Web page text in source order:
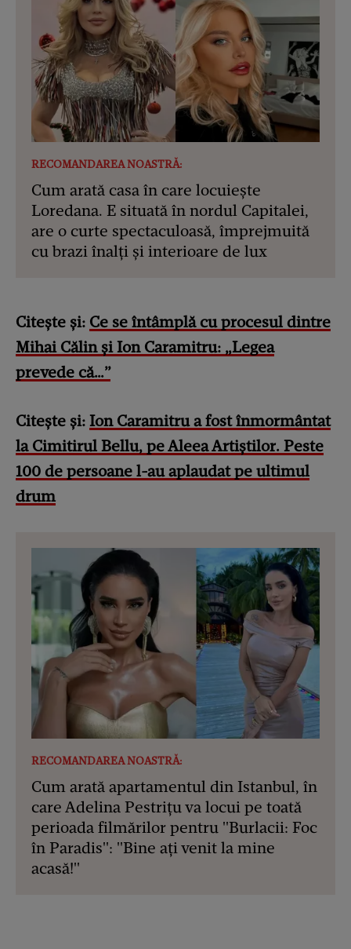
RECOMANDAREA NOASTRĂ:
Cum arată casa în care locuiește
Loredana. E situată în nordul Capitalei,
are o curte spectaculoasă, împrejmuită
cu brazi înalți și interioare de lux
Citește și: Ce se întâmplă cu procesul dintre
Mihai Călin și Ion Caramitru: „Legea
prevede că…”
Citește și: Ion Caramitru a fost înmormântat
la Cimitirul Bellu, pe Aleea Artiștilor. Peste
100 de persoane l-au aplaudat pe ultimul
drum
RECOMANDAREA NOASTRĂ:
Cum arată apartamentul din Istanbul, în
care Adelina Pestrițu va locui pe toată
perioada filmărilor pentru "Burlacii: Foc
în Paradis": "Bine ați venit la mine
acasă!"